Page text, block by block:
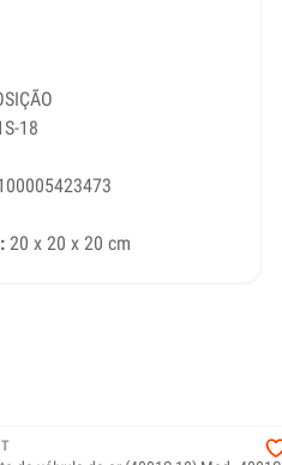
18
20 x 20 x 20 cm